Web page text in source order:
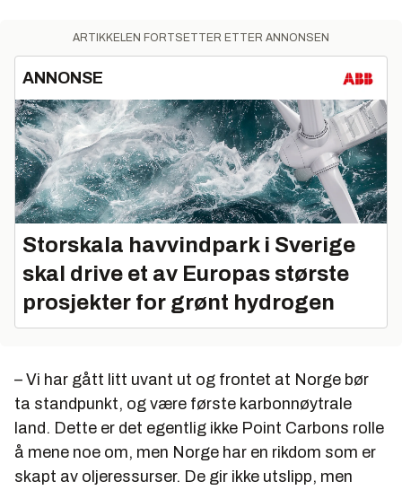
ARTIKKELEN FORTSETTER ETTER ANNONSEN
ANNONSE
Storskala havvindpark i Sverige
skal drive et av Europas største
prosjekter for grønt hydrogen
– Vi har gått litt uvant ut og frontet at Norge bør
ta standpunkt, og være første karbonnøytrale
land. Dette er det egentlig ikke Point Carbons rolle
å mene noe om, men Norge har en rikdom som er
skapt av oljeressurser. De gir ikke utslipp, men